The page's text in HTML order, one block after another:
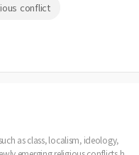
conflict
as class, localism, ideology,